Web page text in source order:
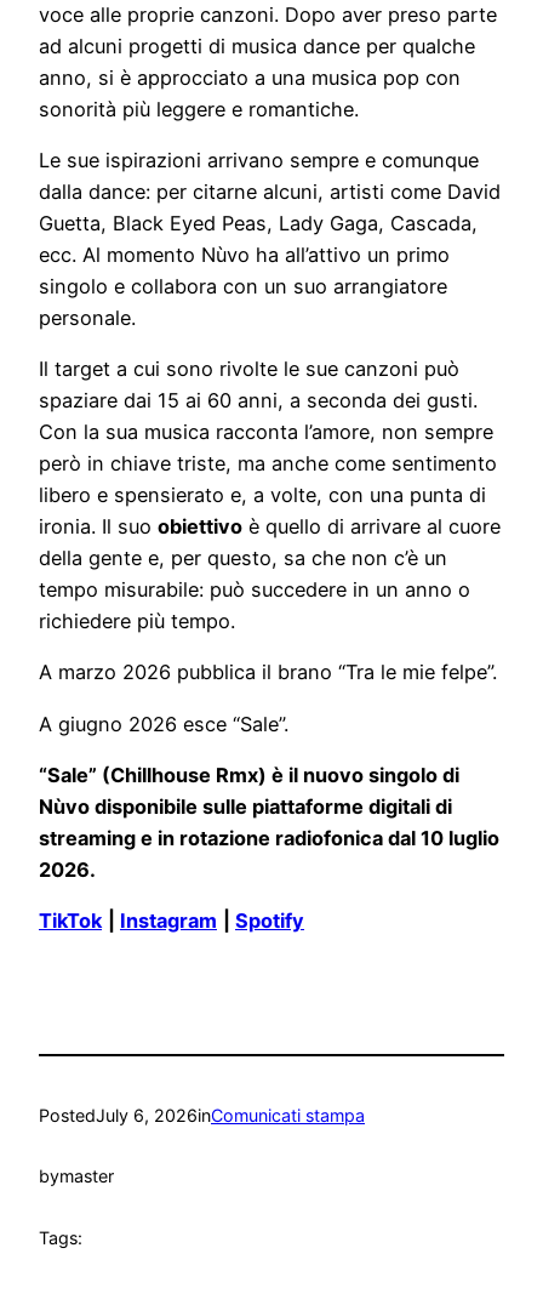
voce alle proprie canzoni. Dopo aver preso parte
ad alcuni progetti di musica dance per qualche
anno, si è approcciato a una musica pop con
sonorità più leggere e romantiche.
Le sue ispirazioni arrivano sempre e comunque
dalla dance: per citarne alcuni, artisti come David
Guetta, Black Eyed Peas, Lady Gaga, Cascada,
ecc. Al momento Nùvo ha all’attivo un primo
singolo e collabora con un suo arrangiatore
personale.
Il target a cui sono rivolte le sue canzoni può
spaziare dai 15 ai 60 anni, a seconda dei gusti.
Con la sua musica racconta l’amore, non sempre
però in chiave triste, ma anche come sentimento
libero e spensierato e, a volte, con una punta di
ironia. Il suo obiettivo è quello di arrivare al cuore
della gente e, per questo, sa che non c’è un
tempo misurabile: può succedere in un anno o
richiedere più tempo.
A marzo 2026 pubblica il brano “Tra le mie felpe”.
A giugno 2026 esce “Sale”.
“Sale” (Chillhouse Rmx) è il nuovo singolo di
Nùvo disponibile sulle piattaforme digitali di
streaming e in rotazione radiofonica dal 10 luglio
2026.
TikTok Instagram Spotify
PostedJuly 6, 2026inComunicati stampa
bymaster
Tags: